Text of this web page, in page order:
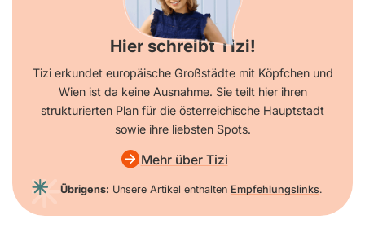
Hier schreibt Tizi!
Tizi erkundet europäische Großstädte mit Köpfchen und
Wien ist da keine Ausnahme. Sie teilt hier ihren
strukturierten Plan für die österreichische Hauptstadt
sowie ihre liebsten Spots.
Mehr über Tizi
Übrigens: Unsere Artikel enthalten Empfehlungslinks.